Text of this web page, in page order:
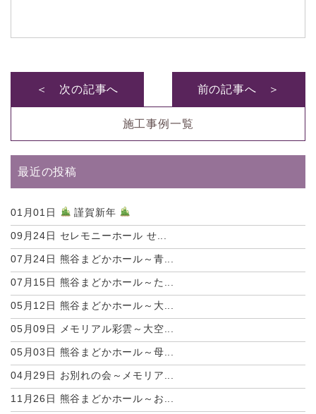
＜ 次の記事へ
施工事例一覧
前の記事へ ＞
最近の投稿
01月01日 謹賀新年
09月24日 セレモニーホール せ...
07月24日 熊谷まどかホール～青...
07月15日 熊谷まどかホール～た...
05月12日 熊谷まどかホール～大...
05月09日 メモリアル彩雲～大空...
05月03日 熊谷まどかホール～母...
04月29日 お別れの会～メモリア...
11月26日 熊谷まどかホール～お...